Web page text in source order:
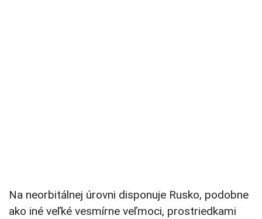
Na neorbitálnej úrovni disponuje Rusko, podobne
ako iné veľké vesmírne veľmoci, prostriedkami